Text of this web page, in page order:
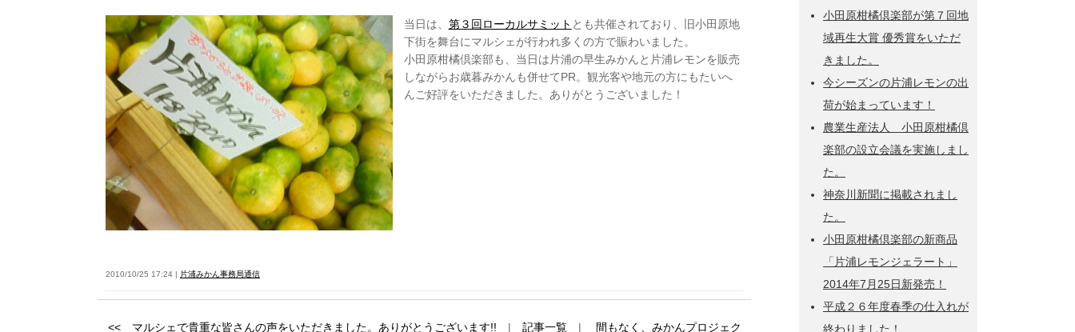
当日は、 第３回ローカルサミット とも共催されており、旧小田原地
下街を舞台にマルシェが行われ多くの方で賑わいました。
小田原柑橘倶楽部も、当日は片浦の早生みかんと片浦レモンを販売
しながらお歳暮みかんも併せてPR。観光客や地元の方にもたいへ
んご好評をいただきました。ありがとうございました！
2010/10/25 17:24 | 片浦みかん事務局通信
<< マルシェで貴重な皆さんの声をいただきました。ありがとうございます!! | 記事一覧|
間もなく、みかんプロジェク
小田原柑橘倶楽部が第７回地
域再生大賞 優秀賞をいただ
きました。
今シーズンの片浦レモンの出
荷が始まっています！
農業生産法人 小田原柑橘倶
楽部の設立会議を実施しまし
た。
神奈川新聞に掲載されまし
た。
小田原柑橘倶楽部の新商品
「片浦レモンジェラート」
2014年7月25日新発売！
平成２６年度春季の仕入れが
終わりました！